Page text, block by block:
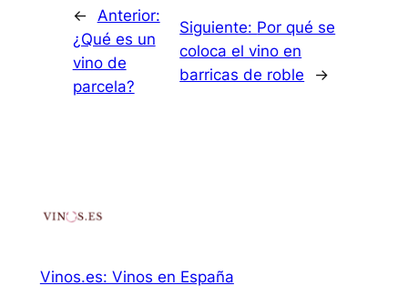
←
Anterior:
¿Qué es un
vino de
parcela?
Siguiente: Por qué se
coloca el vino en
barricas de roble
→
Vinos.es: Vinos en España